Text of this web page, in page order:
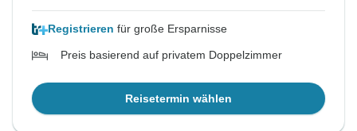
Registrieren für große Ersparnisse
Preis basierend auf privatem Doppelzimmer
Reisetermin wählen